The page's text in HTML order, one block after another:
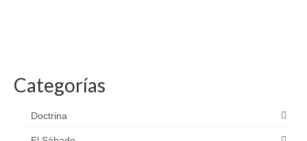
Categorías
Doctrina